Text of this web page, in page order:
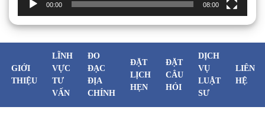
00:00 08:00
GIỚI
THIỆU
LĨNH
VỰC
TƯ
VẤN
ĐO
ĐẠC
ĐỊA
CHÍNH
ĐẶT
LỊCH
HẸN
ĐẶT
CÂU
HỎI
DỊCH
VỤ
LUẬT
SƯ
LIÊN
HỆ